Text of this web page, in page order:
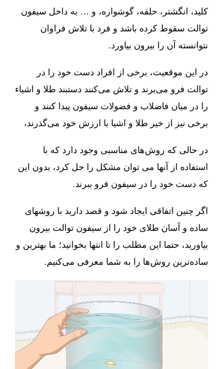
کلید، انگشتر، حلقه، گوشواره، و … به داخل سیفون
توالت سقوط کرده باشد و فرد با تلاش فراوان
نتوانسته آن را بیرون بیاورد.
در این موقعیت، برخی از افراد دست خود را در
توالت فرو می‌برند و تلاش می‌کنند دستبند طلا و اشیاء
را در میان فاضلاب و فضولات سیفون پیدا کنند و
برخی نیز از خیر طلا و اشیا با ارزش خود می‌گذرند،
در حالی که روش‌های مناسبی وجود دارد که با
استفاده از آنها می توان مشکل را حل کرد، بدون این
که دست خود را در سیفون فرو ببرند.
اگر چنین اتفاقی ایجاد شود و قصد دارید با روشهای
ساده و آسان طلای خود را از سیفون توالت بیرون
بیاورید، حتما این مطلب را تا انتها بخوانید؛ ما بهترین و
ساده‌ترین روش‌ها را به شما معرفی می‌کنیم.